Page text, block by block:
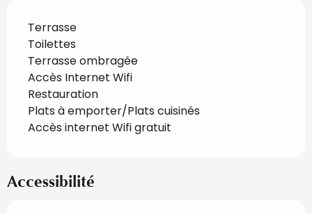
Terrasse
Toilettes
Terrasse ombragée
Accès Internet Wifi
Restauration
Plats à emporter/Plats cuisinés
Accès internet Wifi gratuit
Accessibilité